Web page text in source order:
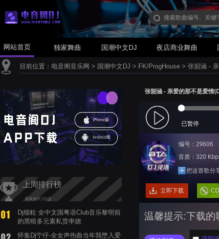
网站首页 独家舞曲 国潮中文DJ 夜店商业舞曲
目前位置： 电音阁音乐网 > 国潮中文DJ > FK/ProgHouse > 张韶涵 -
上周排行榜
Dj细粒 全中文国粤语Club音乐黎明前
的黑暗多元素私货串烧
怀集Dj宁仔-全女声伤曲当年我堕入爱
张韶涵 - 亲爱的那不是爱情
已暂停
编号：29606
音质：320
把这首歌分
立即下载
温馨提示:下载的